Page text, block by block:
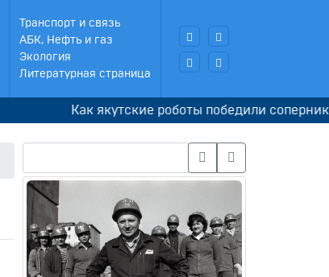
Транспорт и связь
АБК, Нефть и газ
Экология
Литературная страница
Как якутские роботы победили соперников в